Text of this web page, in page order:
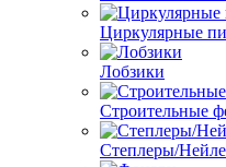
Циркулярные
Лобзики
Строительные
Степлеры/